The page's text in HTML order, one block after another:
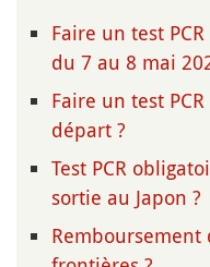
Faire un test
du 7 au 8 mai
Faire un test
départ ?
Test PCR
sortie au Japon ?